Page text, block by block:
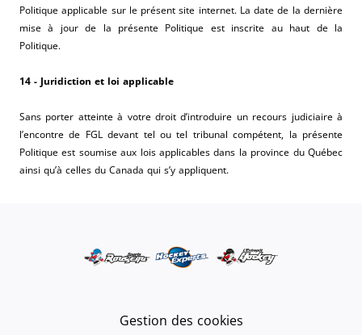
Politique applicable sur le présent site internet. La date de la dernière
mise à jour de la présente Politique est inscrite au haut de la
Politique.
14 - Juridiction et loi applicable
Sans porter atteinte à votre droit d’introduire un recours judiciaire à
l’encontre de FGL devant tel ou tel tribunal compétent, la présente
Politique est soumise aux lois applicables dans la province du Québec
ainsi qu’à celles du Canada qui s’y appliquent.
Gestion des cookies